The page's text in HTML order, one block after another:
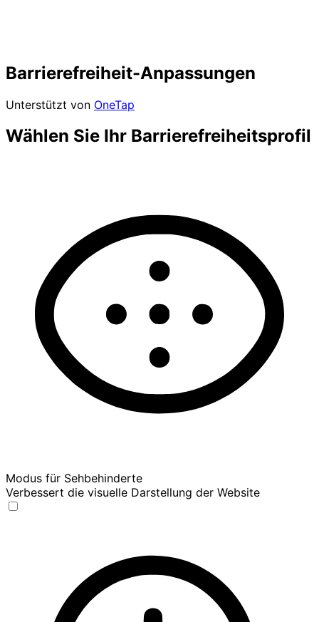
Barrierefreiheit-Anpassungen
Unterstützt von OneTap
Wählen Sie Ihr Barrierefreiheitsprofil
Modus für Sehbehinderte
Verbessert die visuelle Darstellung der Website